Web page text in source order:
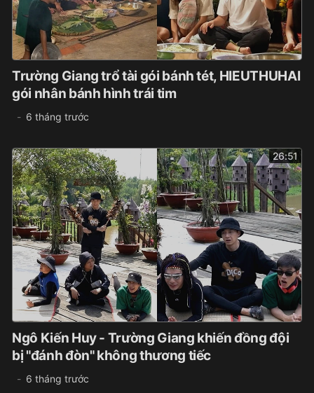
Trường Giang trổ tài gói bánh tét, HIEUTHUHAI
gói nhân bánh hình trái tim
6 tháng trước
26:51
Ngô Kiến Huy - Trường Giang khiến đồng đội
bị "đánh đòn" không thương tiếc
6 tháng trước